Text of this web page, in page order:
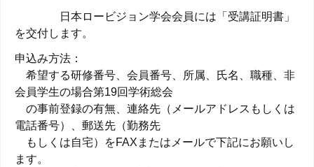
日本ロービジョン学会会員には「受講証明書」
を交付します。
申込み方法：
希望する研修番号、会員番号、所属、氏名、職種、非
会員学生の場合第19回学術総会
の事前登録の有無、連絡先（メールアドレスもしくは
電話番号）、郵送先（勤務先
もしくは自宅）をFAXまたはメールで下記にお願いし
ます。